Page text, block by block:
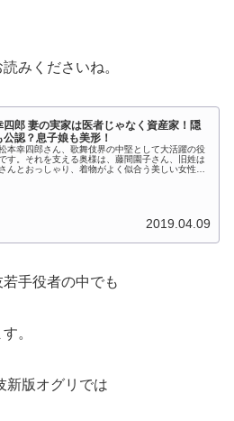
みくださいね。
四郎 妻の実家は医者じゃなく資産家！隠
公認？息子娘も美形！
本幸四郎さん、歌舞伎界の中堅として大活躍の役
す。それを支える奥様は、藤間園子さん、旧姓は
んとおっしゃり、着物がよく似合う美しい女性で
2019.04.09
手役者の中でも
。
新版オグリでは